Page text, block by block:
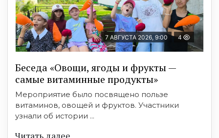
7 АВГУСТА 2026, 9:00 4
Беседа «Овощи, ягоды и фрукты —
самые витаминные продукты»
Мероприятие было посвящено пользе
витаминов, овощей и фруктов. Участники
узнали об истории ...
Читать далее